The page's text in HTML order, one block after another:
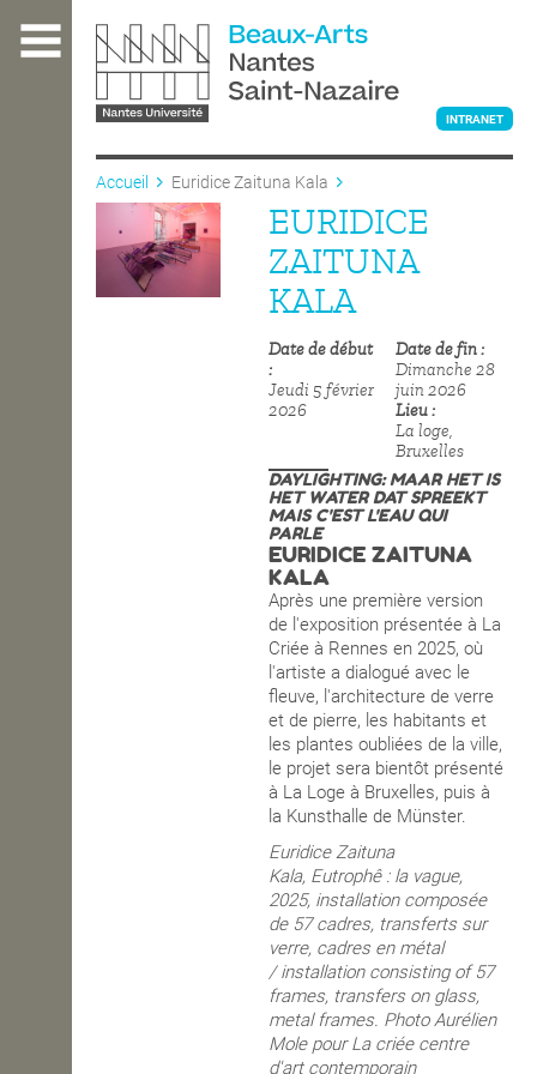
contenu
L'ÉCOLE
INTRANET
Accueil Euridice Zaituna Kala
EURIDICE
ZAITUNA
KALA
Date de début
Jeudi 5 février
2026
Date de fin
Dimanche 28
juin 2026
Lieu
La loge,
Bruxelles
DAYLIGHTING: MAAR HET IS
HET WATER DAT SPREEKT
MAIS C'EST L'EAU QUI
PARLE
EURIDICE ZAITUNA
KALA
Après une première version
de l'exposition présentée à La
Criée à Rennes en 2025, où
l'artiste a dialogué avec le
fleuve, l'architecture de verre
et de pierre, les habitants et
les plantes oubliées de la ville,
le projet sera bientôt présenté
à La Loge à Bruxelles, puis à
la Kunsthalle de Münster.
Euridice Zaituna
Kala, Eutrophê : la vague,
2025, installation composée
de 57 cadres, transferts sur
verre, cadres en métal
/ installation consisting of 57
frames, transfers on glass,
metal frames. Photo Aurélien
Mole pour La criée centre
d'art contemporain